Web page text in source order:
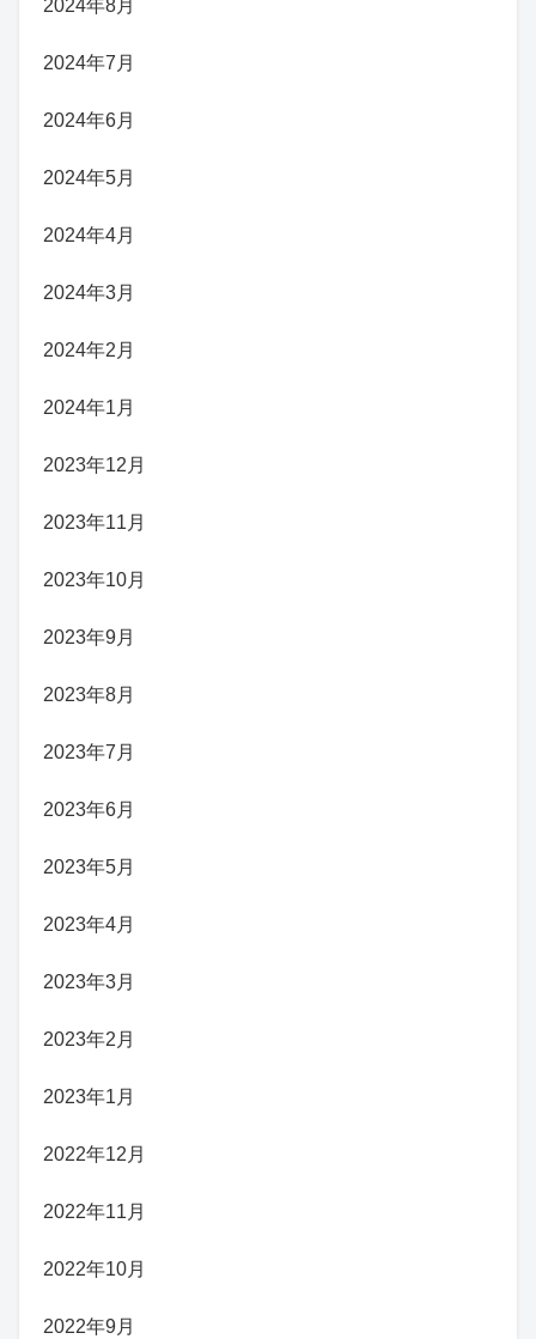
2024年8月
2024年7月
2024年6月
2024年5月
2024年4月
2024年3月
2024年2月
2024年1月
2023年12月
2023年11月
2023年10月
2023年9月
2023年8月
2023年7月
2023年6月
2023年5月
2023年4月
2023年3月
2023年2月
2023年1月
2022年12月
2022年11月
2022年10月
2022年9月